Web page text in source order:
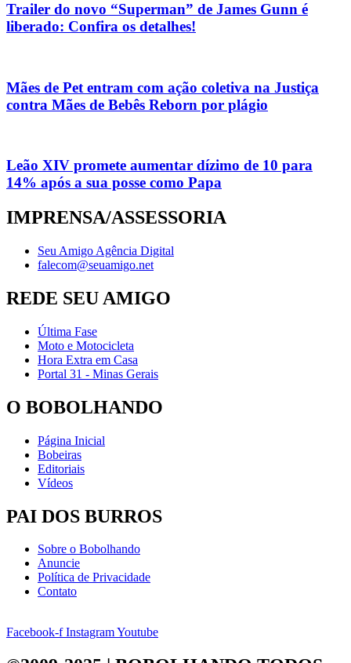
Trailer do novo “Superman” de James Gunn é
liberado: Confira os detalhes!
Mães de Pet entram com ação coletiva na Justiça
contra Mães de Bebês Reborn por plágio
Leão XIV promete aumentar dízimo de 10 para
14% após a sua posse como Papa
IMPRENSA/ASSESSORIA
Seu Amigo Agência Digital
falecom@seuamigo.net
REDE SEU AMIGO
Última Fase
Moto e Motocicleta
Hora Extra em Casa
Portal 31 - Minas Gerais
O BOBOLHANDO
Página Inicial
Bobeiras
Editoriais
Vídeos
PAI DOS BURROS
Sobre o Bobolhando
Anuncie
Política de Privacidade
Contato
Facebook-f InstagramYoutube